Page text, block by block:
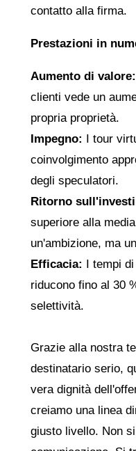
contatto alla firma.
Prestazioni in
Aumento di valore:
clienti vede un
propria proprietà.
Impegno: I tour
coinvolgimento
degli speculatori.
Ritorno
superiore alla
un'ambizione, ma
Efficacia: I tempi
riducono fino al 30
selettività.
Grazie alla nostra
destinatario serio,
vera dignità
creiamo una linea
giusto livello. Non